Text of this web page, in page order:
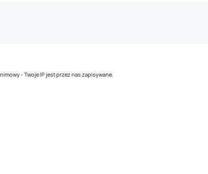
- Twoje IP jest przez nas zapisywane.